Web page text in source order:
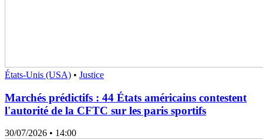
États-Unis (USA) • Justice
Marchés prédictifs : 44 États américains contestent
l'autorité de la CFTC sur les paris sportifs
30/07/2026 • 14:00